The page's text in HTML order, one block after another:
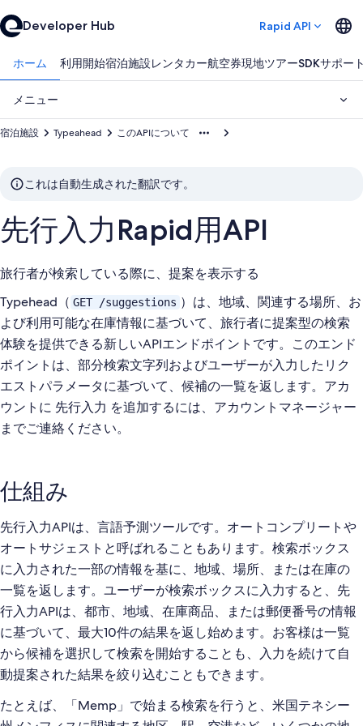
Developer Hub Rapid API
ホーム 利用開始宿泊施設レンタカー航空券現地ツアーSDKサポー
メニュー
このAPIについて
Typeahead
宿泊施設
これは自動生成された翻訳です。
先行入力Rapid用API
旅行者が検索している際に、提案を表示する
Typehead（ GET /suggestions ）は、地域、関連する場所、お
よび利用可能な在庫情報に基づいて、旅行者に提案型の検索
体験を提供できる新しいAPIエンドポイントです。このエンド
ポイントは、部分検索文字列およびユーザーが入力したリク
エストパラメータに基づいて、候補の一覧を返します。アカ
ウントに 先行入力 を追加するには、アカウントマネージャー
までご連絡ください。
仕組み
先行入力APIは、言語予測ツールです。オートコンプリートや
オートサジェストと呼ばれることもあります。検索ボックス
に入力された一部の情報を基に、地域、場所、または在庫の
一覧を返します。ユーザーが検索ボックスに入力すると、先
行入力APIは、都市、地域、在庫商品、または郵便番号の情報
に基づいて、最大10件の結果を返し始めます。お客様は一覧
から候補を選択して検索を開始することも、入力を続けて自
動提案された結果を絞り込むこともできます。
たとえば、「Memp」で始まる検索を行うと、米国テネシー